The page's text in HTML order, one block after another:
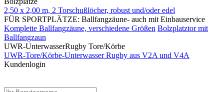
2,50 x 2,00 m, 2 Torschußlöcher, robust und/oder edel
FÜR SPORTPLÄTZE: Ballfangzäune- auch mit Einbauservice
Komplette Ballfangzäune, verschiedene Größen Bolzplatztor mit
Ballfangzaun
UWR-UnterwasserRugby Tore/Körbe
UWR-Tore/Körbe-Unterwasser Rugby aus V2A und V4A
Kundenlogin